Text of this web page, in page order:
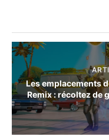
Les emplacements
Remix : récoltez de